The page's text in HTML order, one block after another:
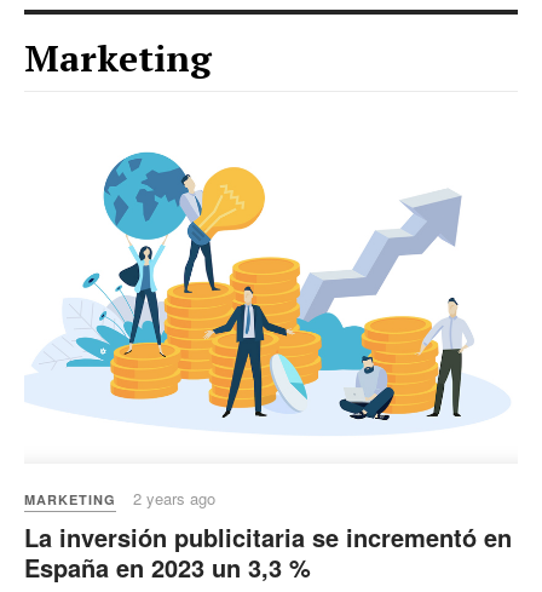
Marketing
MARKETING 2 years ago
La inversión publicitaria se incrementó en
España en 2023 un 3,3 %